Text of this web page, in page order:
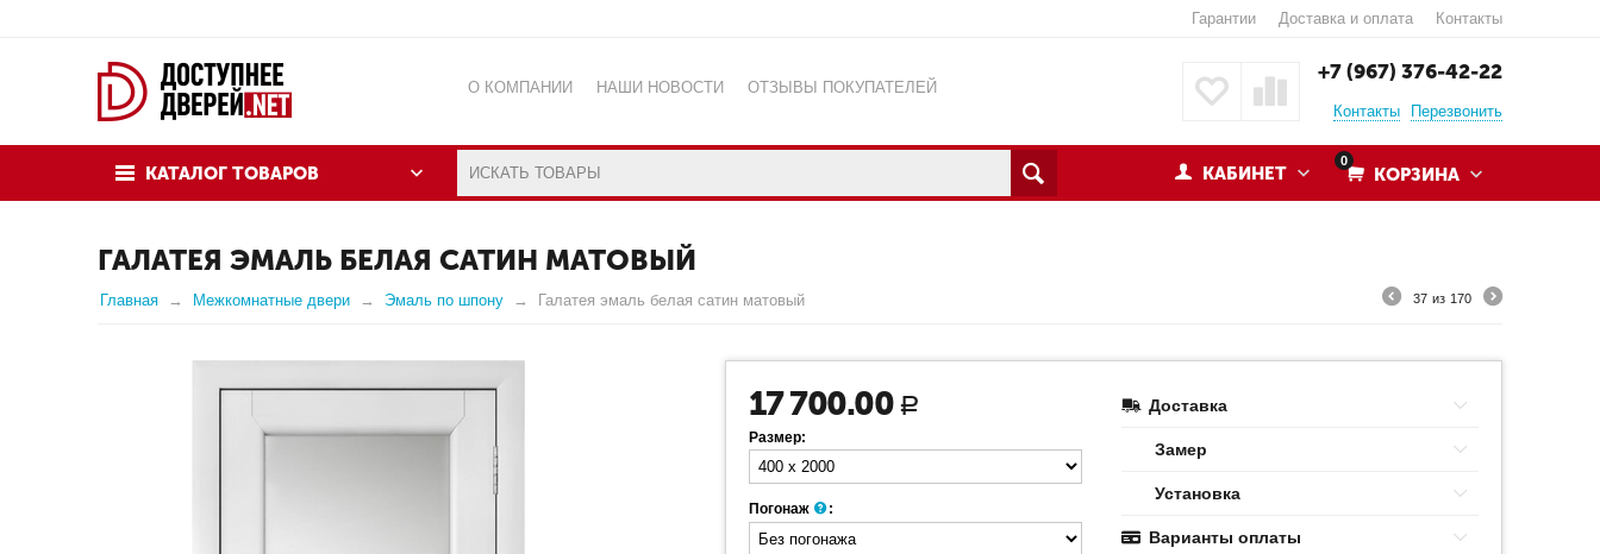
Гарантии Доставка и оплата Контакты
О КОМПАНИИ НАШИ НОВОСТИ ОТЗЫВЫ ПОКУПАТЕЛЕЙ
ПОЛИТИКА КОНФИДЕНЦМАЛЬНОСТИ
ОБЗОР МАГАЗИНА В УЛЬЯНОВСКЕ
+7 (967) 376-42-22
Контакты Перезвонить
КАТАЛОГ ТОВАРОВ
0
КОРЗИНА
КАБИНЕТ
ГАЛАТЕЯ ЭМАЛЬ БЕЛАЯ САТИН МАТОВЫЙ
Главная Межкомнатные двери Эмаль по шпону Галатея эмаль белая сатин матовый 37 из 170
17 700.00 Р
Размер:
Погонаж :
Доставка
Замер
Установка
Варианты оплаты